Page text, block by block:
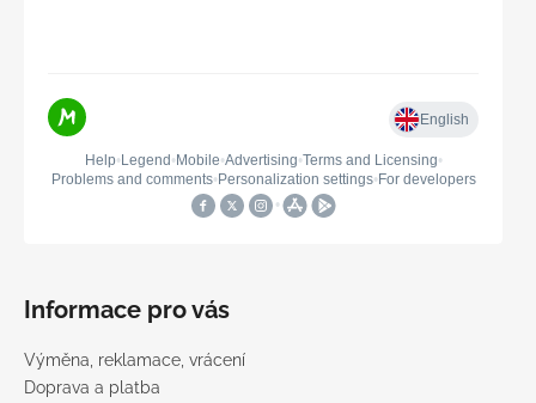
Informace pro vás
Výměna, reklamace, vrácení
Doprava a platba